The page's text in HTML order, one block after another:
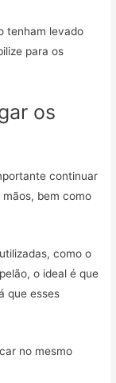
tenham levado
para os
os
continuar
bem como
como o
o ideal é que
que esses
no mesmo